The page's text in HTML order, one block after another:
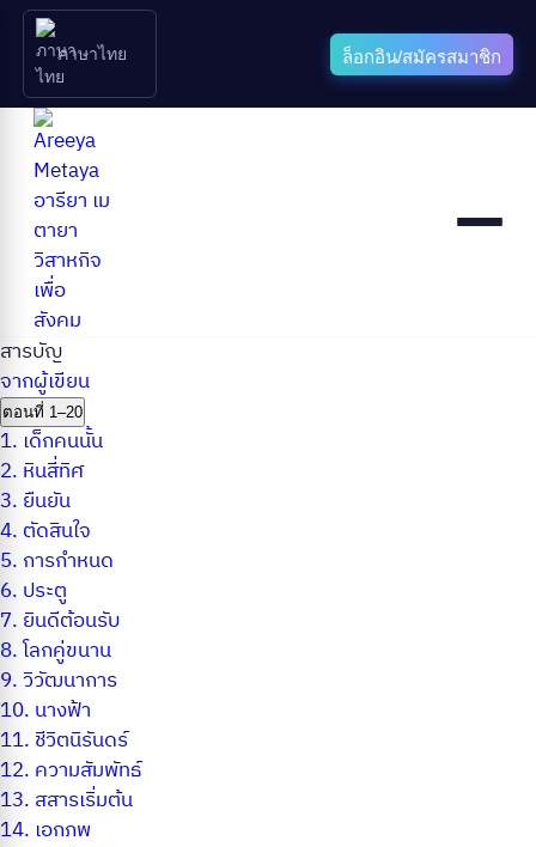
ภาษาไทย ล็อกอิน/สมัครสมาชิก
สารบัญ
จากผู้เขียน
ตอนที่ 1–20
1. เด็กคนนั้น
2. หินสี่ทิศ
3. ยืนยัน
4. ตัดสินใจ
5. การกำหนด
6. ประตู
7. ยินดีต้อนรับ
8.โลกคู่ขนาน
9.วิวัฒนาการ
10. นางฟ้า
11. ชีวิตนิรันดร์
12. ความสัมพัทธ์
13. สสารเริ่มต้น
14. เอกภพ